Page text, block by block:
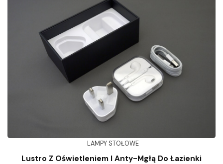
LAMPY STOŁOWE
Lustro Z Oświetleniem I Anty-Mgłą Do Łazienki